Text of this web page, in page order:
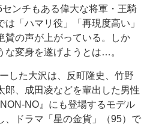
ンチもある偉大な将軍・王騎
「ハマリ役」「再現度高い」
賛の声が上がっている。しか
な変身を遂げようとは…。
した大沢は、反町隆史、竹野
郎、成田凌などを輩出した男性
』にも登場するモデル
、ドラマ「星の金貨」（95）で